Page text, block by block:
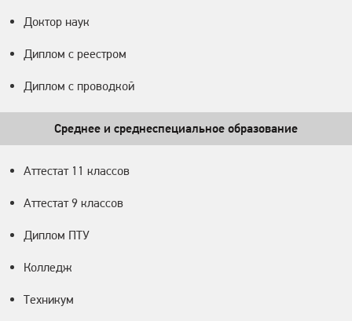
Доктор наук
Диплом с реестром
Диплом с проводкой
Среднее и среднеспециальное образование
Аттестат 11 классов
Аттестат 9 классов
Диплом ПТУ
Колледж
Техникум